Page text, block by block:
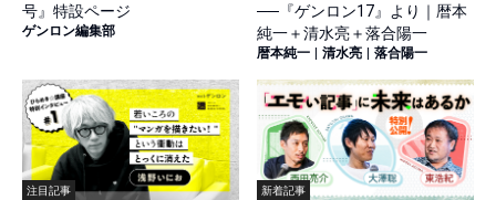
号』特設ページ
ゲンロン編集部
──『ゲンロン17』より｜暦本
純一＋清水亮＋落合陽一
暦本純一 清水亮 落合陽一
注目記事 新着記事